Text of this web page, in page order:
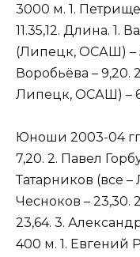
3000 м. 1.
11.35,12. Длина. 1.
(Липецк, ОСАШ) –
Воробьёва – 9,20.
Липецк, ОСАШ) –
Юноши 2003-04
7,20. 2. Павел
Татарников (все –
Чесноков – 23,30.
23,64. 3.
400 м. 1. Евгений